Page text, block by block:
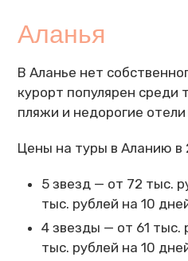
Аланья
В Аланье нет
курорт популярен среди
пляжи и недорогие
Цены на туры в Аланию в
5 звезд — от 72 тыс.
тыс. рублей на 10
4 звезды — от 61 тыс.
тыс. рублей на 10